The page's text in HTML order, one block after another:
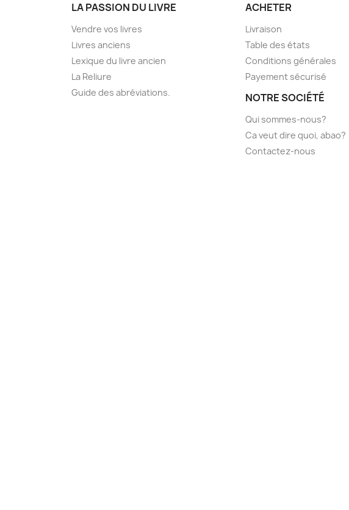
LA PASSION DU LIVRE
Vendre vos livres
Livres anciens
Lexique du livre ancien
La Reliure
Guide des abréviations.
ACHETER
Livraison
Table des états
Conditions générales
Payement sécurisé
NOTRE SOCIÉTÉ
Qui sommes-nous?
Ca veut dire quoi, abao?
Contactez-nous